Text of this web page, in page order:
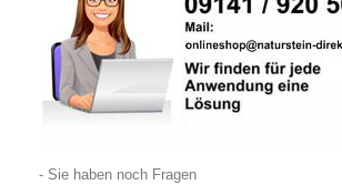
- Sie haben noch Fragen